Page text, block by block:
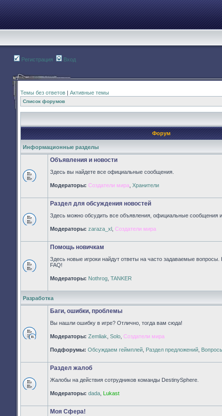
Регистрация Вход
Темы без ответов | Активные темы
Список форумов
Форум
Информационные разделы
Нет
непрочитанных
Объявления и новости
Здесь вы найдете все официальные сообщения.
Модераторы: Создатели мира Хранители
Нет
непрочитанных
Раздел для обсуждения новостей
Здесь можно обсудить все объявления, официальные сообщения и
Модераторы: zaraza_xl Создатели мира
непрочитанных
Помощь новичкам
Здесь новые игроки найдут ответы на часто задаваемые вопросы.
FAQ!
Модераторы: Nothrog TANKER
Разработка
непрочитанных
сообщений
Баги, ошибки, проблемы
Вы нашли ошибку в игре? Отлично, тогда вам сюда!
Модераторы: Zemliak Solo Создатели мира
Подфорумы: Обсуждаем геймплей Раздел предложений
Нет
непрочитанных
Раздел жалоб
Жалобы на действия сотрудников команды DestinySphere.
Модераторы: dada Lukast
Моя Сфера!